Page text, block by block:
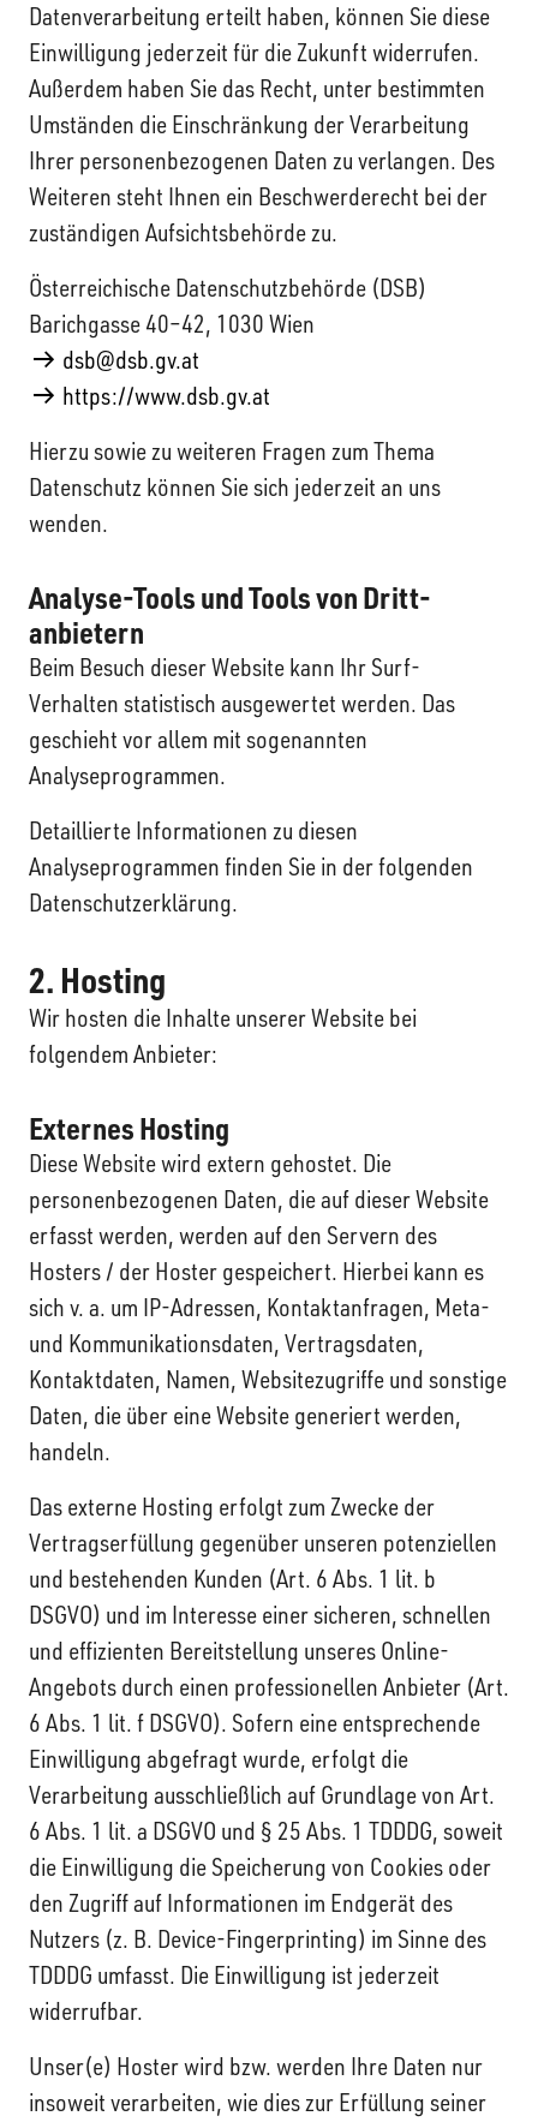
Datenverarbeitung erteilt haben, können Sie diese
Einwilligung jederzeit für die Zukunft widerrufen.
Außerdem haben Sie das Recht, unter bestimmten
Umständen die Einschränkung der Verarbeitung
Ihrer personenbezogenen Daten zu verlangen. Des
Weiteren steht Ihnen ein Beschwerderecht bei der
zuständigen Aufsichtsbehörde zu.
Österreichische Datenschutzbehörde (DSB)
Barichgasse 40–42, 1030 Wien
dsb@dsb.gv.at
https://www.dsb.gv.at
Hierzu sowie zu weiteren Fragen zum Thema
Datenschutz können Sie sich jederzeit an uns
wenden.
Analyse-Tools und Tools von Dritt­
anbietern
Beim Besuch dieser Website kann Ihr Surf-
Verhalten statistisch ausgewertet werden. Das
geschieht vor allem mit sogenannten
Analyseprogrammen.
Detaillierte Informationen zu diesen
Analyseprogrammen finden Sie in der folgenden
Datenschutzerklärung.
2. Hosting
Wir hosten die Inhalte unserer Website bei
folgendem Anbieter:
Externes Hosting
Diese Website wird extern gehostet. Die
personenbezogenen Daten, die auf dieser Website
erfasst werden, werden auf den Servern des
Hosters / der Hoster gespeichert. Hierbei kann es
sich v. a. um IP-Adressen, Kontaktanfragen, Meta-
und Kommunikationsdaten, Vertragsdaten,
Kontaktdaten, Namen, Websitezugriffe und sonstige
Daten, die über eine Website generiert werden,
handeln.
Das externe Hosting erfolgt zum Zwecke der
Vertragserfüllung gegenüber unseren potenziellen
und bestehenden Kunden (Art. 6 Abs. 1 lit. b
DSGVO) und im Interesse einer sicheren, schnellen
und effizienten Bereitstellung unseres Online-
Angebots durch einen professionellen Anbieter (Art.
6 Abs. 1 lit. f DSGVO). Sofern eine entsprechende
Einwilligung abgefragt wurde, erfolgt die
Verarbeitung ausschließlich auf Grundlage von Art.
6 Abs. 1 lit. a DSGVO und § 25 Abs. 1 TDDDG, soweit
die Einwilligung die Speicherung von Cookies oder
den Zugriff auf Informationen im Endgerät des
Nutzers (z. B. Device-Fingerprinting) im Sinne des
TDDDG umfasst. Die Einwilligung ist jederzeit
widerrufbar.
Unser(e) Hoster wird bzw. werden Ihre Daten nur
insoweit verarbeiten, wie dies zur Erfüllung seiner